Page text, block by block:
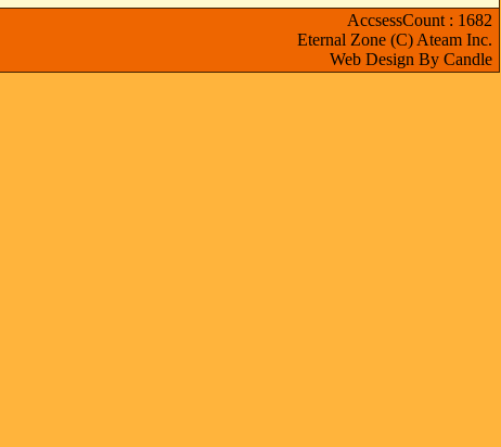
AccsessCount : 1682
Eternal Zone (C) Ateam Inc.
Web Design By Candle